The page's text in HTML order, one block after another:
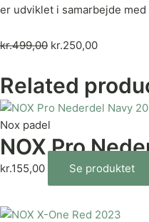
er udviklet i samarbejde
kr.499,00 kr.250,00
Related
Nox padel
NOX Pro
kr.155,00 Se produktet